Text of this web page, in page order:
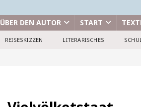
ÜBER DEN AUTOR START
REISESKIZZEN LITERARISCHES